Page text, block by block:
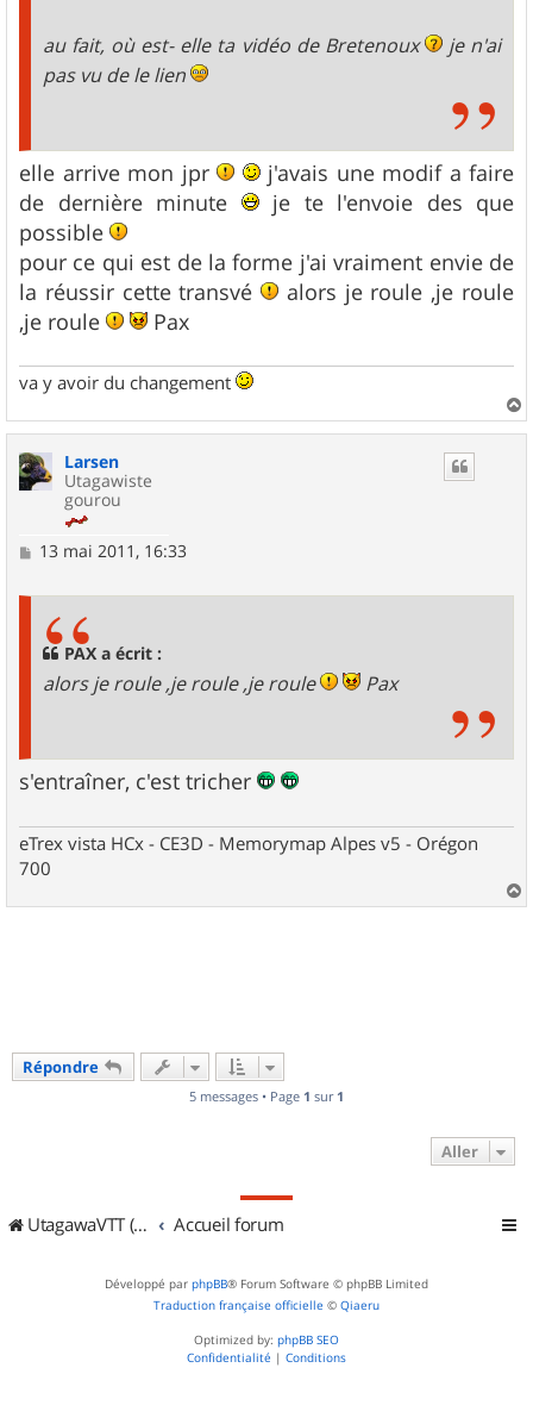
au fait, où est- elle ta vidéo de Bretenoux
je n'ai
pas vu de le lien
elle arrive mon jpr
j'avais une modif a faire
de dernière minute
je te l'envoie des que
possible
pour ce qui est de la forme j'ai vraiment envie de
la réussir cette transvé
alors je roule ,je roule
,je roule
Pax
va y avoir du changement
a
Larsen
Utagawiste
gourou
M13 mai 2011, 16:33
PAX a écrit :
alors je roule ,je roule ,je roule Pax
s'entraîner, c'est tricher
eTrex vista HCx - CE3D - Memorymap Alpes v5 - Orégon
700
a
Répondre
5 messages • Page 1 sur 1
Aller
UtagawaVTT (Randos VTT et VTTAE avec traces GPS) Accueil forum
Développé par phpBB® Forum Software © phpBB Limited
Traduction française officielle © Qiaeru
Optimized by: phpBB SEO
Confidentialité | Conditions